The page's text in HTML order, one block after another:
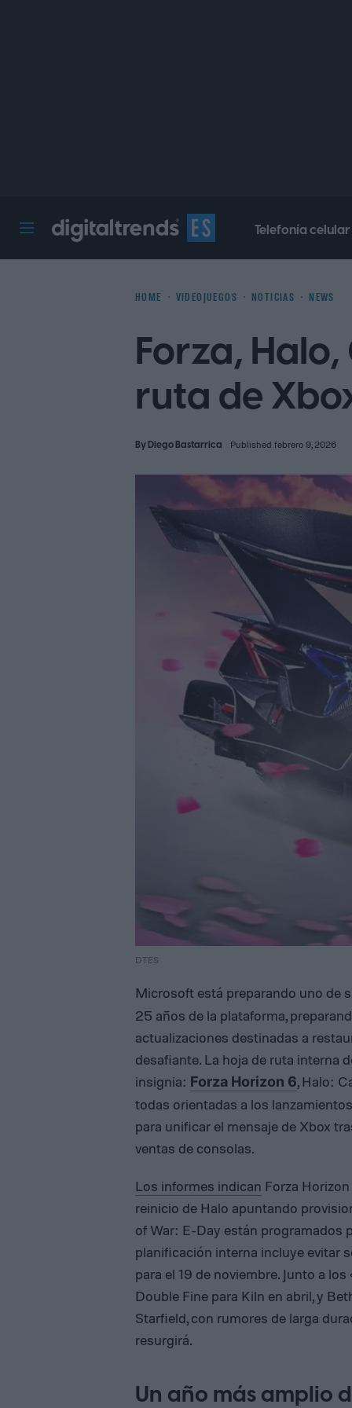
Telefonía celular
HOME VIDEOJUEGOS NOTICIAS NEWS
Forza,
ruta de
ByDiego Bastarrica Published febrero 9, 2026
DTES
Microsoft está preparando uno de
25 años de la plataforma,
actualizaciones destinadas a
desafiante. La hoja de ruta interna
insignia: Forza Horizon 6, Halo:
todas orientadas a los
para unificar el mensaje de Xbox
ventas de consolas.
Los informes indican Forza
reinicio de Halo apuntando
of War: E-Day están programados
planificación interna incluye evitar
para el 19 de noviembre. Junto a
Double Fine para Kiln en abril, y
Starfield, con rumores de larga
resurgirá.
Un año más amplio